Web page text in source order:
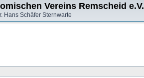
Vereins Remscheid e.V.
Hans Schäfer Sternwarte